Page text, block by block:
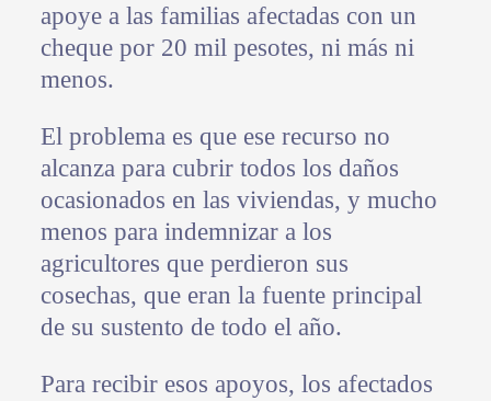
apoye a las familias afectadas con un
cheque por 20 mil pesotes, ni más ni
menos.
El problema es que ese recurso no
alcanza para cubrir todos los daños
ocasionados en las viviendas, y mucho
menos para indemnizar a los
agricultores que perdieron sus
cosechas, que eran la fuente principal
de su sustento de todo el año.
Para recibir esos apoyos, los afectados